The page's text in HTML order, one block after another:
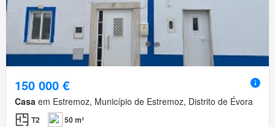
150 000 €
Casa em Estremoz, Município de Estremoz, Distrito de Évora
T2 50 m²